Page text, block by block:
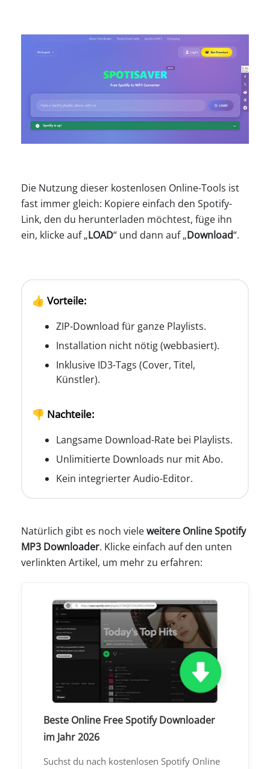
Die Nutzung dieser kostenlosen Online-Tools ist
fast immer gleich: Kopiere einfach den Spotify-
Link, den du herunterladen möchtest, füge ihn
ein, klicke auf „LOAD“ und dann auf „Download“.
👍 Vorteile:
ZIP-Download für ganze Playlists.
Installation nicht nötig (webbasiert).
Inklusive ID3-Tags (Cover, Titel,
Künstler).
👎 Nachteile:
Langsame Download-Rate bei Playlists.
Unlimitierte Downloads nur mit Abo.
Kein integrierter Audio-Editor.
Natürlich gibt es noch vieleweitere Online Spotify
MP3 Downloader. Klicke einfach auf den unten
verlinkten Artikel, um mehr zu erfahren:
Beste Online Free Spotify Downloader
im Jahr 2026
Suchst du nach kostenlosen Spotify Online